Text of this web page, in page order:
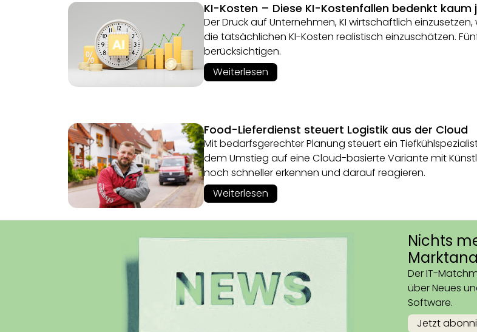
KI-Kosten – Diese KI-Kostenfallen bedenkt kaum
Der Druck auf Unternehmen, KI wirtschaftlich
die tatsächlichen KI-Kosten realistisch einzuschätzen.
berücksichtigen.
Weiterlesen
Food-Lieferdienst steuert Logistik aus der Cloud
Mit bedarfsgerechter Planung steuert ein
dem Umstieg auf eine Cloud-basierte Variante mit
noch schneller erkennen und darauf reagieren.
Weiterlesen
Nichts
Der IT-
über Neues
Software.
Jetzt